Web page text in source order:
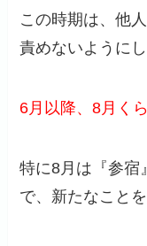
この時期は、他
責めないようにし
6月以降、8月く
特に8月は『参宿
で、新たなこと